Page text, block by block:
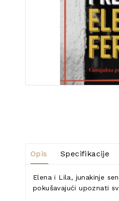
Opis Specifikacije
Elena i Lila, junakinje
pokušavajući upoznati